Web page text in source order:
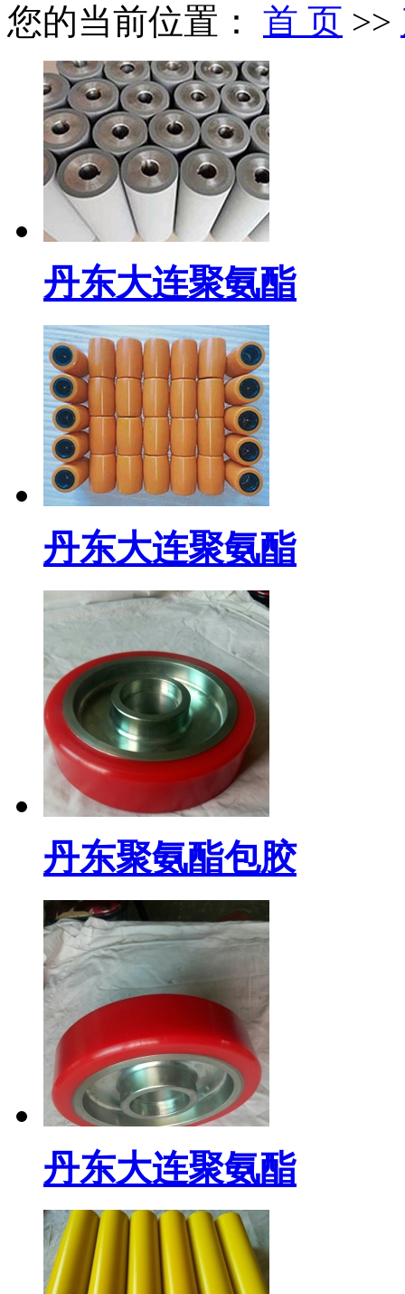
您的当前位置： 首 页 >>
丹东大连聚氨酯
丹东大连聚氨酯
丹东聚氨酯包胶
丹东大连聚氨酯